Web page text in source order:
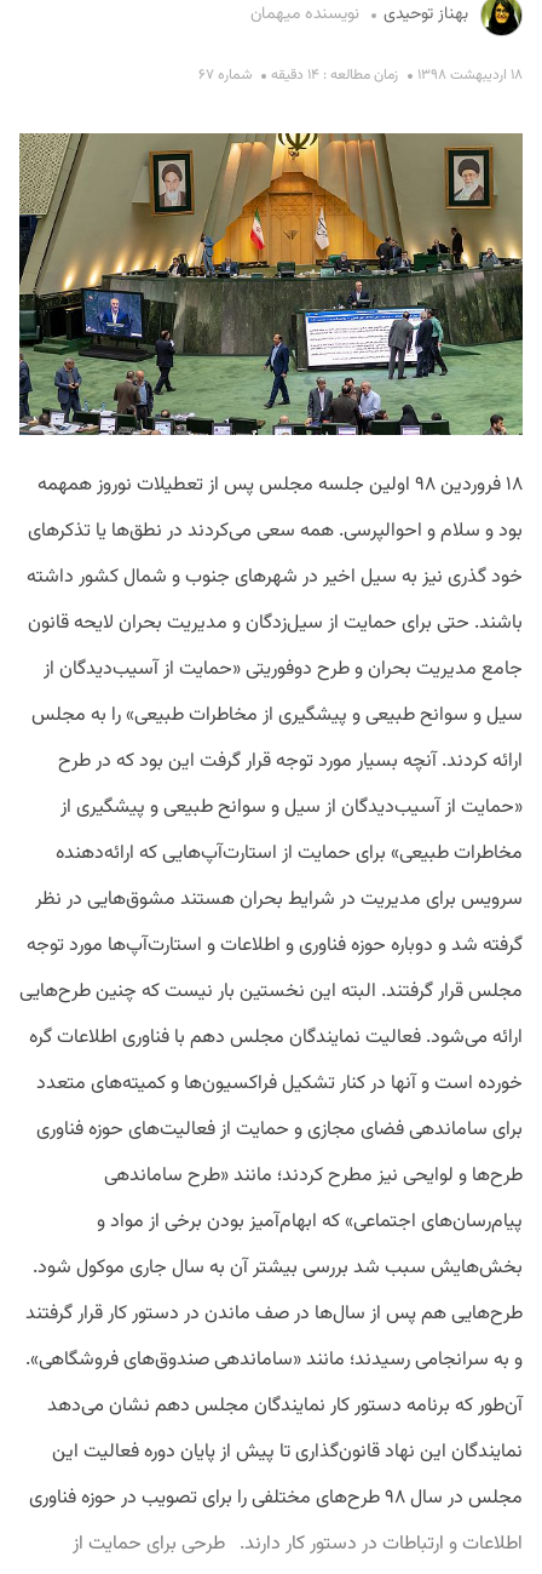
بهناز توحیدی نویسنده میهمان
۱۸ اردیبهشت ۱۳۹۸ زمان مطالعه : ۱۴ دقیقه شماره ۶۷
۱۸ فروردین ۹۸ اولین جلسه مجلس پس از تعطیلات نوروز همهمه
بود و سلام و احوالپرسی. همه سعی می‌کردند در نطق‌ها یا تذکرهای
خود گذری نیز به سیل اخیر در شهرهای جنوب و شمال کشور داشته
باشند. حتی برای حمایت از سیل‌زدگان و مدیریت بحران لایحه قانون
جامع مدیریت بحران و طرح دوفوریتی «حمایت از آسیب‌دیدگان از
سیل و سوانح طبیعی و پیشگیری از مخاطرات طبیعی» را به مجلس
ارائه کردند. آنچه بسیار مورد توجه قرار گرفت این بود که در طرح
«حمایت از آسیب‌دیدگان از سیل و سوانح طبیعی و پیشگیری از
مخاطرات طبیعی» برای حمایت از استارت‌آپ‌هایی که ارائه‌دهنده
سرویس برای مدیریت در شرایط بحران هستند مشوق‌هایی در نظر
گرفته شد و دوباره حوزه فناوری و اطلاعات و استارت‌آپ‌ها مورد توجه
مجلس قرار گرفتند. البته این نخستین بار نیست که چنین طرح‌هایی
ارائه می‌شود. فعالیت نمایندگان مجلس دهم با فناوری اطلاعات گره
خورده است و آنها در کنار تشکیل فراکسیون‌ها و کمیته‌های متعدد
برای ساماندهی فضای مجازی و حمایت از فعالیت‌های حوزه فناوری
طرح‌ها و لوایحی نیز مطرح کردند؛ مانند «طرح ساماندهی
پیام‌رسان‌های اجتماعی» که ابهام‌آمیز بودن برخی از مواد و
بخش‌هایش سبب شد بررسی بیشتر آن به سال جاری موکول شود.
طرح‌هایی هم پس از سال‌ها در صف ماندن در دستور کار قرار گرفتند
و به سرانجامی رسیدند؛ مانند «ساماندهی صندوق‌های فروشگاهی».
آن‌طور که برنامه دستور کار نمایندگان مجلس دهم نشان می‌دهد
نمایندگان این نهاد قانون‌گذاری تا پیش از پایان دوره فعالیت این
مجلس در سال ۹۸ طرح‌های مختلفی را برای تصویب در حوزه فناوری
اطلاعات و ارتباطات در دستور کار دارند. طرحی برای حمایت از